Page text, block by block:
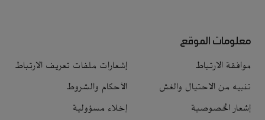
معلومات الموقع
موافقة الارتباط
إشعارات ملفات تعريف الارتباط
تنبيه من الاحتيال والغش
الأحكام والشروط
إشعار الخصوصية
إخلاء مسؤولية